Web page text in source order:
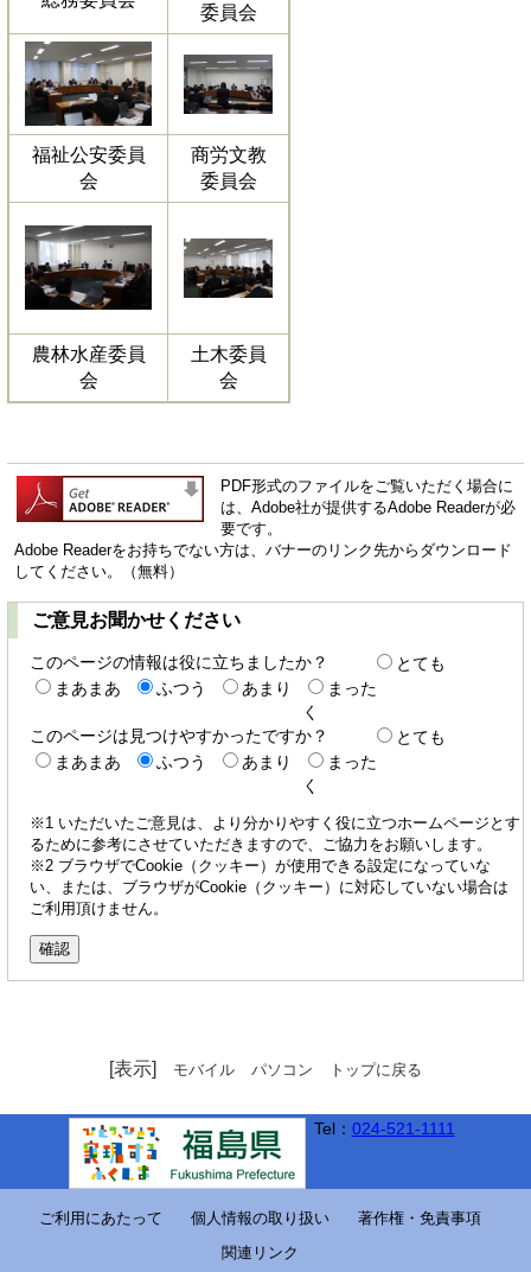
委員会
福祉公安委員
会
商労文教
委員会
農林水産委員
会
土木委員
会
PDF形式のファイルをご覧いただく場合に
は、Adobe社が提供するAdobe Readerが必
要です。
Adobe Readerをお持ちでない方は、バナーのリンク先からダウンロード
してください。（無料）
ご意見お聞かせください
このページの情報は役に立ちましたか？
とても
まあまあ
ふつう あまり
まった
く
このページは見つけやすかったですか？
とても
まあまあ
ふつう あまり
まった
く
※1 いただいたご意見は、より分かりやすく役に立つホームページとす
るために参考にさせていただきますので、ご協力をお願いします。
※2 ブラウザでCookie（クッキー）が使用できる設定になっていな
い、または、ブラウザがCookie（クッキー）に対応していない場合は
ご利用頂けません。
[表示] モバイル パソコン トップに戻る
Tel： 024-521-1111
ご利用にあたって 個人情報の取り扱い
著作権・免責事項
関連リンク